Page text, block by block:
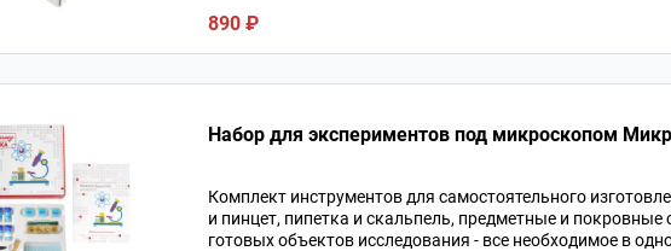
890 ₽
Набор для экспериментов под микроскопом
Комплект инструментов для самостоятельного
и пинцет, пипетка и скальпель, предметные и покровные
готовых объектов исследования - все необходимое в